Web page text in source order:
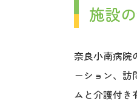
施設
奈良小南病院
ーション、訪
ムと介護付き